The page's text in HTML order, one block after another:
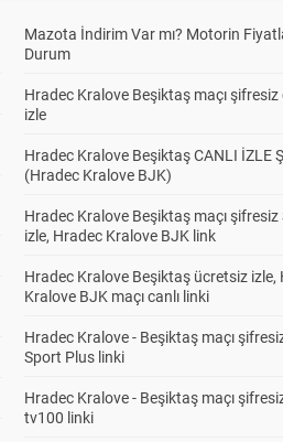
Mazota İndirim Var mı? Motorin
Durum
Hradec Kralove Beşiktaş maçı şifresiz
izle
Hradec Kralove Beşiktaş CANLI İZLE
(Hradec Kralove BJK)
Hradec Kralove Beşiktaş maçı şifresiz
izle, Hradec Kralove BJK link
Hradec Kralove Beşiktaş ücretsiz izle,
Kralove BJK maçı canlı linki
Hradec Kralove - Beşiktaş maçı
Sport Plus linki
Hradec Kralove - Beşiktaş maçı
tv100 linki